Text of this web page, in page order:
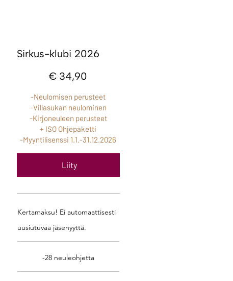
Sirkus-klubi 2026
€ 34,90
-Neulomisen perusteet
-Villasukan neulominen
-Kirjoneuleen perusteet
+ ISO Ohjepaketti
-Myyntilisenssi 1.1.-31.12.2026
Liity
Kertamaksu! Ei automaattisesti
uusiutuvaa jäsenyyttä.
-28 neuleohjetta